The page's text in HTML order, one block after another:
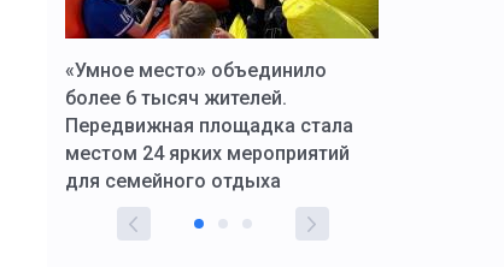
«Умное место» объединило
более 6 тысяч жителей.
Передвижная площадка стала
местом 24 ярких мероприятий
для семейного отдыха